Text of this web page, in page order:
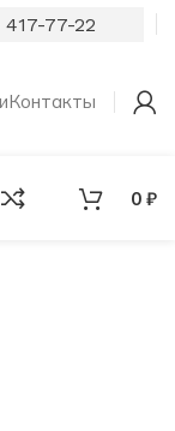
417-77-22
Контакты
0 ₽